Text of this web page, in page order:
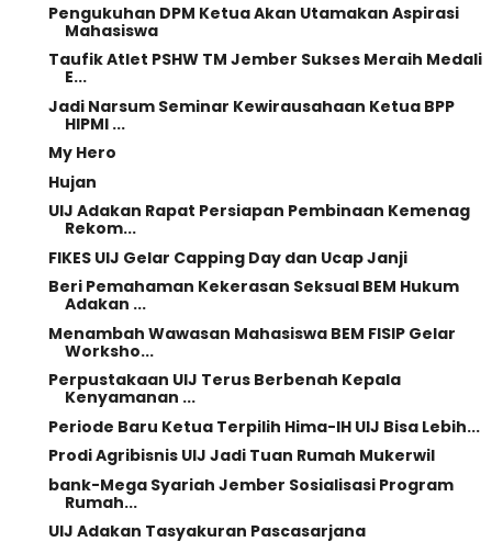
Pengukuhan DPM Ketua Akan Utamakan Aspirasi
Mahasiswa
Taufik Atlet PSHW TM Jember Sukses Meraih Medali
E...
Jadi Narsum Seminar Kewirausahaan Ketua BPP
HIPMI ...
My Hero
Hujan
UIJ Adakan Rapat Persiapan Pembinaan Kemenag
Rekom...
FIKES UIJ Gelar Capping Day dan Ucap Janji
Beri Pemahaman Kekerasan Seksual BEM Hukum
Adakan ...
Menambah Wawasan Mahasiswa BEM FISIP Gelar
Worksho...
Perpustakaan UIJ Terus Berbenah Kepala
Kenyamanan ...
Periode Baru Ketua Terpilih Hima-IH UIJ Bisa Lebih...
Prodi Agribisnis UIJ Jadi Tuan Rumah Mukerwil
bank-Mega Syariah Jember Sosialisasi Program
Rumah...
UIJ Adakan Tasyakuran Pascasarjana